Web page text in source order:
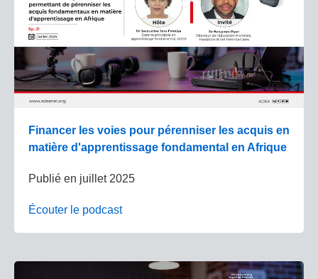
Financer les voies pour pérenniser les acquis en
matière d'apprentissage fondamental en Afrique
Publié en juillet 2025
Écouter le podcast